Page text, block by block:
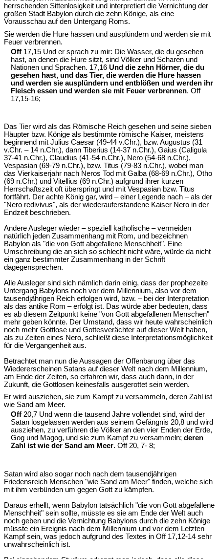
herrschenden Sittenlosigkeit und interpretiert die Vernichtung der
großen Stadt Babylon durch die zehn Könige, als eine
Vorausschau auf den Untergang Roms.
Sie werden die Hure hassen und ausplündern und werden sie mit
Feuer verbrennen.
Off 17,15 Und er sprach zu mir: Die Wasser, die du gesehen
hast, an denen die Hure sitzt, sind Völker und Scharen und
Nationen und Sprachen. 17,16 Und die zehn Hörner, die du
gesehen hast, und das Tier, die werden die Hure hassen
und werden sie ausplündern und entblößen und werden ihr
Fleisch essen und werden sie mit Feuer verbrennen. Off
17,15-16;
Das Tier wird als das Römische Reich gesehen und seine sieben
Häupter bzw. Könige als bestimmte römische Kaiser, meistens
beginnend mit Julius Caesar (49-44 v.Chr.), bzw. Augustus (31
v.Chr. – 14 n.Chr.), dann Tiberius (14-37 n.Chr.), Gaius (Caligula
37-41 n.Chr.), Claudius (41-54 n.Chr.), Nero (54-68 n.Chr.),
Vespasian (69-79 n.Chr.), bzw. Titus (79-83 n.Chr.), wobei man
das Vierkaiserjahr nach Neros Tod mit Galba (68-69 n.Chr.), Otho
(69 n.Chr.) und Vitellius (69 n.Chr.) aufgrund ihrer kurzen
Herrschaftszeit oft überspringt und mit Vespasian bzw. Titus
fortfährt. Der achte König gar, wird – einer Legende nach – als der
"Nero redivivus", als der wiederauferstandene Kaiser Nero in der
Endzeit beschrieben.
Andere Ausleger wieder – speziell katholische – vermeiden
natürlich jeden Zusammenhang mit Rom, und bezeichnen
Babylon als "die von Gott abgefallene Menschheit". Eine
Umschreibung die an sich so schlecht nicht wäre, würde da nicht
ein ganz bestimmter Zusammenhang in der Schrift
dagegensprechen.
Alle Ausleger sind sich nämlich darin einig, dass der prophezeite
Untergang Babylons noch vor dem Millennium, also vor dem
tausendjährigen Reich erfolgen wird, bzw. – bei der Interpretation
als das antike Rom – erfolgt ist. Das würde aber bedeuten, dass
es ab diesem Zeitpunkt keine "von Gott abgefallenen Menschen"
mehr geben könnte. Der Umstand, dass wir heute wahrscheinlich
noch mehr Gottlose und Gottesverächter auf dieser Welt haben,
als zu Zeiten eines Nero, schließt diese Interpretationsmöglichkeit
für die Vergangenheit aus.
Betrachtet man nun die Aussagen der Offenbarung über das
Wiedererscheinen Satans auf dieser Welt nach dem Millennium,
am Ende der Zeiten, so erfahren wir, dass auch dann, in der
Zukunft, die Gottlosen keinesfalls ausgerottet sein werden.
Er wird ausziehen, sie zum Kampf zu versammeln, deren Zahl ist
wie Sand am Meer.
Off 20,7 Und wenn die tausend Jahre vollendet sind, wird der
Satan losgelassen werden aus seinem Gefängnis 20,8 und wird
ausziehen, zu verführen die Völker an den vier Enden der Erde,
Gog und Magog, und sie zum Kampf zu versammeln; deren
Zahl ist wie der Sand am Meer. Off 20, 7- 8;
Satan wird also sogar noch nach dem tausendjährigen
Friedensreich Menschen "wie Sand am Meer" finden, welche sich
mit ihm verbünden um gegen Gott zu kämpfen.
Daraus erhellt, wenn Babylon tatsächlich "die von Gott abgefallene
Menschheit" sein sollte, müsste es sie am Ende der Welt auch
noch geben und die Vernichtung Babylons durch die zehn Könige
müsste ein Ereignis nach dem Millennium und vor dem Letzten
Kampf sein, was jedoch aufgrund des Textes in Off 17,12-14 sehr
unwahrscheinlich ist.